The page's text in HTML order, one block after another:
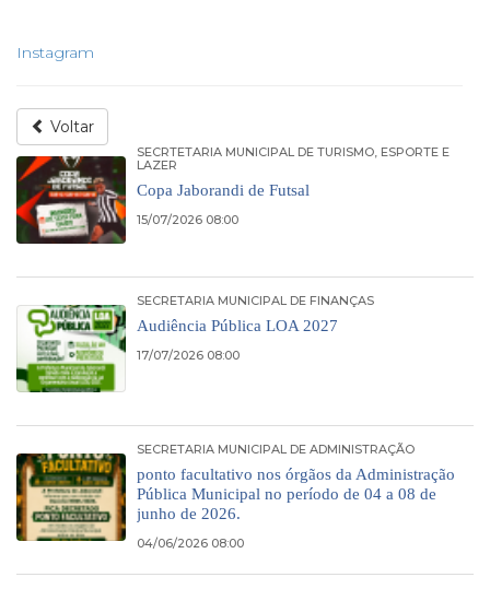
Instagram
Voltar
SECRTETARIA MUNICIPAL DE TURISMO, ESPORTE E
LAZER
Copa Jaborandi de Futsal
15/07/2026 08:00
SECRETARIA MUNICIPAL DE FINANÇAS
Audiência Pública LOA 2027
17/07/2026 08:00
SECRETARIA MUNICIPAL DE ADMINISTRAÇÃO
ponto facultativo nos órgãos da Administração
Pública Municipal no período de 04 a 08 de
junho de 2026.
04/06/2026 08:00